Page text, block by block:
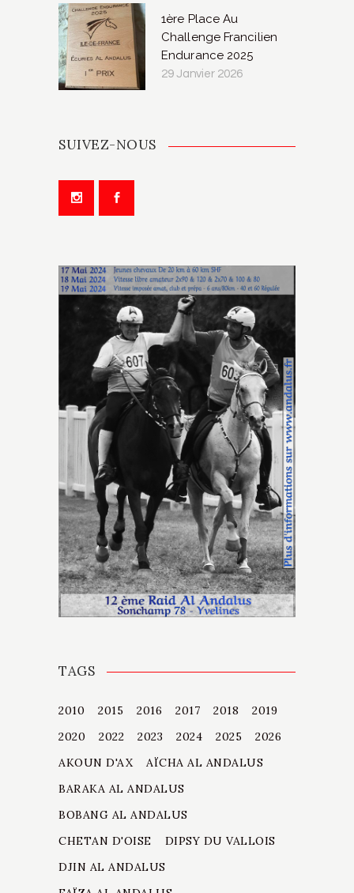
1ère Place Au
Challenge Francilien
Endurance 2025
29 Janvier 2026
SUIVEZ-NOUS
TAGS
2010 2015 2016 2017 2018
2019
2020
2022 2023 2024 2025
2026
AKOUN D'AX
AÏCHA AL ANDALUS
BARAKA AL ANDALUS
BOBANG AL ANDALUS
CHETAN D'OISE
DIPSY DU VALLOIS
DJIN AL ANDALUS